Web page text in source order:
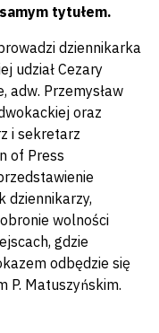
tytułem.
dziennikarka
udział Cezary
adw. Przemysław
oraz
i sekretarz
of Press
dziennikarzy,
wolności
gdzie
odbędzie się
P. Matuszyńskim.